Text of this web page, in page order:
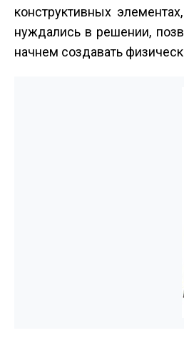
конструктивных
нуждались в решении,
начнем создавать